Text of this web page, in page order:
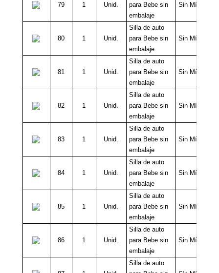
79 1 Unid.
para Bebe sin
embalaje
Sin Mínimo
80 1 Unid.
Silla de auto
para Bebe sin
embalaje
Sin Mínimo
81 1 Unid.
Silla de auto
para Bebe sin
embalaje
Sin Mínimo
82 1 Unid.
Silla de auto
para Bebe sin
embalaje
Sin Mínimo
83 1 Unid.
Silla de auto
para Bebe sin
embalaje
Sin Mínimo
84 1 Unid.
Silla de auto
para Bebe sin
embalaje
Sin Mínimo
85 1 Unid.
Silla de auto
para Bebe sin
embalaje
Sin Mínimo
86 1 Unid.
Silla de auto
para Bebe sin
embalaje
Sin Mínimo
Silla de auto